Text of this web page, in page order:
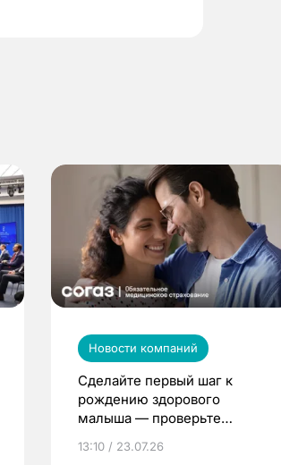
Новости компаний
Сделайте первый шаг к
рождению здорового
малыша — проверьте
по ОМС!
13:10 / 23.07.26